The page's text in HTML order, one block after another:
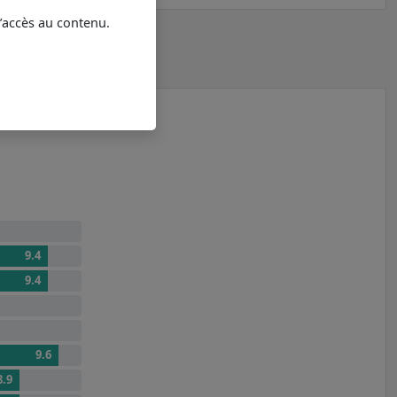
9.4
9.4
9.6
au contenu.